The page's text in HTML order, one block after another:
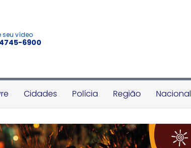
seu vídeo
4745-6900
Cidades Polícia Região Nacional